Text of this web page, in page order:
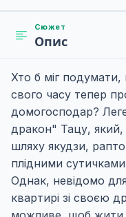
Сюжет
Опис
Хто б міг
свого часу тепер
домогосподар?
дракон" Тацу, який,
шляху якудзи,
плідними
Однак, невідомо
квартирі зі своєю